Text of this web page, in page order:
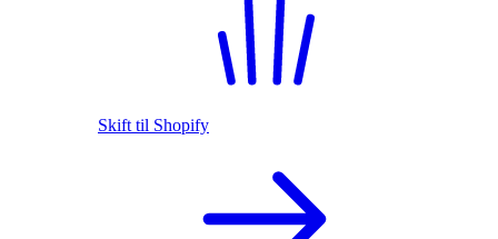
Skift til Shopify